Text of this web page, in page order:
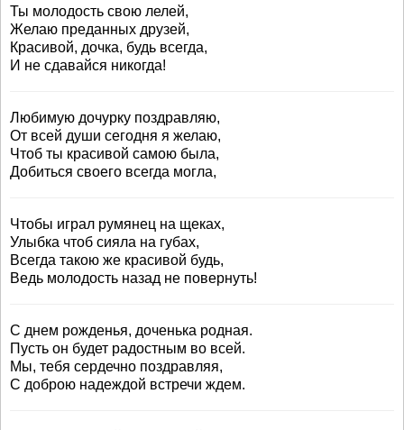
Ты молодость свою лелей,
Желаю преданных друзей,
Красивой, дочка, будь всегда,
И не сдавайся никогда!
Любимую дочурку поздравляю,
От всей души сегодня я желаю,
Чтоб ты красивой самою была,
Добиться своего всегда могла,
Чтобы играл румянец на щеках,
Улыбка чтоб сияла на губах,
Всегда такою же красивой будь,
Ведь молодость назад не повернуть!
С днем рожденья, доченька родная.
Пусть он будет радостным во всей.
Мы, тебя сердечно поздравляя,
С доброю надеждой встречи ждем.